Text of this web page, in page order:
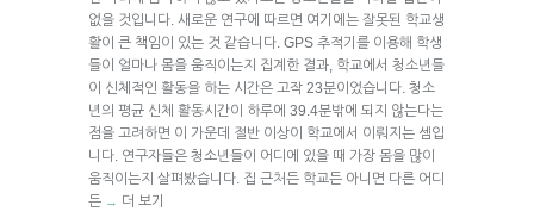
없을 것입니다. 새로운 연구에 따르면 여기에는 잘못된 학교생
활이 큰 책임이 있는 것 같습니다. GPS 추적기를 이용해 학생
들이 얼마나 몸을 움직이는지 집계한 결과, 학교에서 청소년들
이 신체적인 활동을 하는 시간은 고작 23분이었습니다. 청소
년의 평균 신체 활동시간이 하루에 39.4분밖에 되지 않는다는
점을 고려하면 이 가운데 절반 이상이 학교에서 이뤄지는 셈입
니다. 연구자들은 청소년들이 어디에 있을 때 가장 몸을 많이
움직이는지 살펴봤습니다. 집 근처든 학교든 아니면 다른 어디
든 → 더 보기